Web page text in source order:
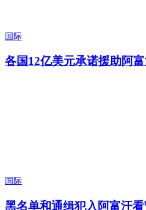
国际
各国12亿美元承诺援助阿
国际
黑名单和通缉犯入阿富汗